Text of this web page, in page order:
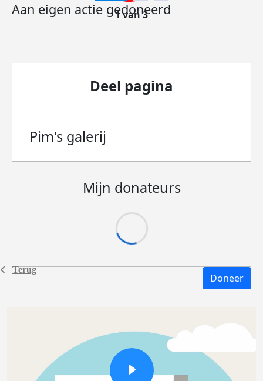
Terug
Aan eigen actie gedoneerd
1 van 3
Deel pagina
Pim's galerij
Mijn donateurs
Doneer